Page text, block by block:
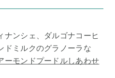
ナンシェ、ダルゴナコーヒ
ドミルクのグラノーラな
ーモンドプードルしあわせ